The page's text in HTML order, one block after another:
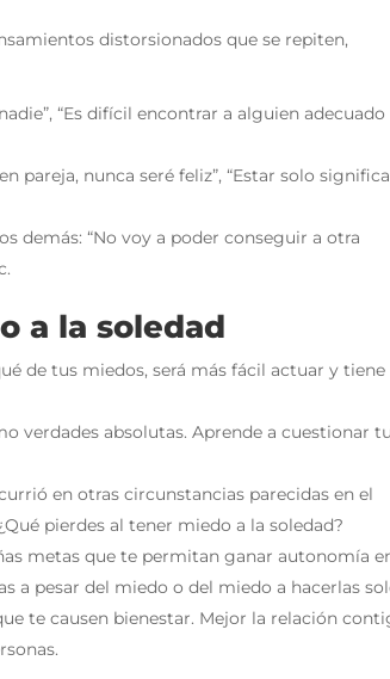
distorsionados que se repiten,
“Es difícil encontrar a alguien adecuado
pareja, nunca seré feliz”, “Estar solo significa
demás: “No voy a poder conseguir a otra
a la soledad
de tus miedos, será más fácil actuar y tiene
verdades absolutas. Aprende a cuestionar
en otras circunstancias parecidas en el
pierdes al tener miedo a la soledad?
metas que te permitan ganar autonomía
a pesar del miedo o del miedo a hacerlas
te causen bienestar. Mejor la relación